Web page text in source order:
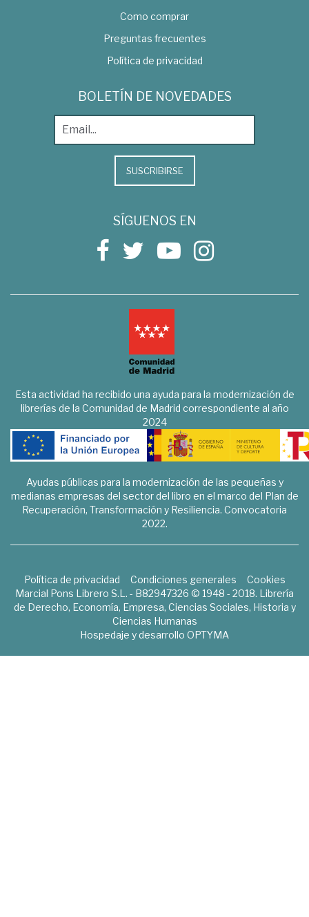
Como comprar
Preguntas frecuentes
Política de privacidad
BOLETÍN DE NOVEDADES
SUSCRIBIRSE
SÍGUENOS EN
Esta actividad ha recibido una ayuda para la modernización de
librerías de la Comunidad de Madrid correspondiente al año
2024
Ayudas públicas para la modernización de las pequeñas y
medianas empresas del sector del libro en el marco del Plan de
Recuperación, Transformación y Resiliencia. Convocatoria
2022.
Política de privacidad Condiciones generales
Cookies
Marcial Pons Librero S.L. - B82947326 © 1948 - 2018. Librería
de Derecho, Economía, Empresa, Ciencias Sociales, Historia y
Ciencias Humanas
Hospedaje y desarrollo OPTYMA